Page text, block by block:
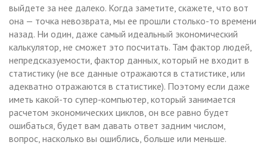
выйдете за нее далеко. Когда заметите, скажете, что вот
она — точка невозврата, мы ее прошли столько-то времени
назад. Ни один, даже самый идеальный экономический
калькулятор, не сможет это посчитать. Там фактор людей,
непредсказуемости, фактор данных, который не входит в
статистику (не все данные отражаются в статистике, или
адекватно отражаются в статистике). Поэтому если даже
иметь какой-то супер-компьютер, который занимается
расчетом экономических циклов, он все равно будет
ошибаться, будет вам давать ответ задним числом,
вопрос, насколько вы ошиблись, больше или меньше.